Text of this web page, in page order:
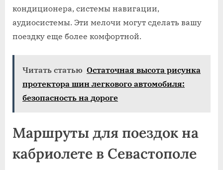
кондиционера, системы навигации,
аудиосистемы. Эти мелочи могут сделать вашу
поездку еще более комфортной.
Читать статью Остаточная высота рисунка
протектора шин легкового автомобиля:
безопасность на дороге
Маршруты для поездок на
кабриолете в Севастополе